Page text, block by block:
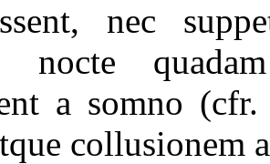
nec
nocte
a somno
collusionem